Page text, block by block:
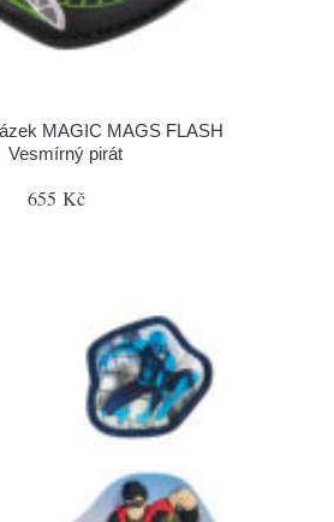
MAGIC MAGS FLASH
Vesmírný pirát
655 Kč